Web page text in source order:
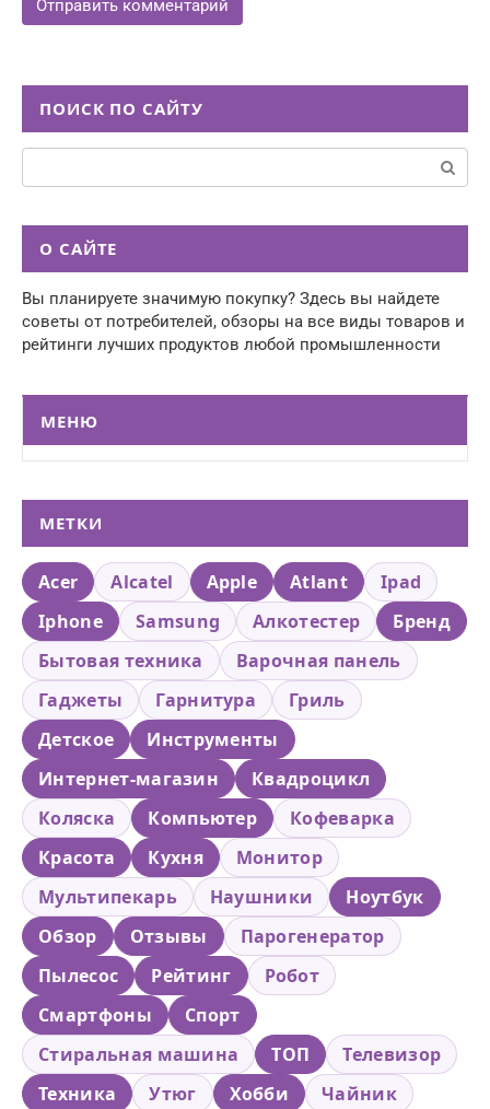
ПОИСК ПО САЙТУ
Поиск:
О САЙТЕ
Вы планируете значимую покупку? Здесь вы найдете
советы от потребителей, обзоры на все виды товаров и
рейтинги лучших продуктов любой промышленности
МЕНЮ
МЕТКИ
Acer Alcatel Apple Atlant
Ipad
Iphone
Samsung Алкотестер
Бренд
Бытовая техника
Варочная панель
Гаджеты
Гарнитура
Гриль
Детское
Инструменты
Интернет-магазин
Квадроцикл
Коляска
Компьютер
Кофеварка
Красота
Кухня
Монитор
Мультипекарь
Наушники
Ноутбук
Обзор
Отзывы
Парогенератор
Пылесос
Рейтинг
Робот
Смартфоны
Спорт
Стиральная машина
ТОП
Телевизор
Техника
Утюг Хобби
Чайник